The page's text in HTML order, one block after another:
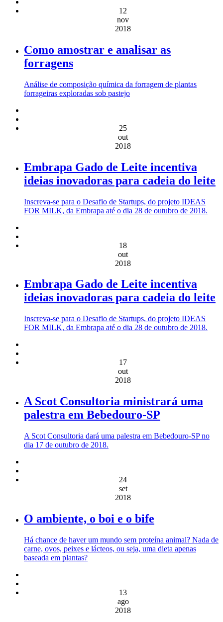
12
nov
2018
Como amostrar e analisar as
forragens
Análise de composição química da forragem de plantas
forrageiras exploradas sob pastejo
25
out
2018
Embrapa Gado de Leite incentiva
ideias inovadoras para cadeia do leite
Inscreva-se para o Desafio de Startups, do projeto IDEAS
FOR MILK, da Embrapa até o dia 28 de outubro de 2018.
18
out
2018
Embrapa Gado de Leite incentiva
ideias inovadoras para cadeia do leite
Inscreva-se para o Desafio de Startups, do projeto IDEAS
FOR MILK, da Embrapa até o dia 28 de outubro de 2018.
17
out
2018
A Scot Consultoria ministrará uma
palestra em Bebedouro-SP
A Scot Consultoria dará uma palestra em Bebedouro-SP no
dia 17 de outubro de 2018.
24
set
2018
O ambiente, o boi e o bife
Há chance de haver um mundo sem proteína animal? Nada de
carne, ovos, peixes e lácteos, ou seja, uma dieta apenas
baseada em plantas?
13
ago
2018